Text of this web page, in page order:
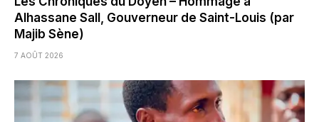
Alhassane Sall, Gouverneur de Saint-Louis (par
Majib Sène)
7 AOÛT 2026